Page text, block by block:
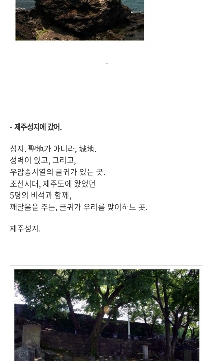
-
-제주성지에 갔어.
성지. 聖地가 아니라, 城地.
성벽이 있고, 그리고,
우암송시열의 글귀가 있는 곳.
조선시대, 제주도에 왔었던
5명의 비석과 함께,
깨달음을 주는, 글귀가 우리를 맞이하느 곳.
제주성지.